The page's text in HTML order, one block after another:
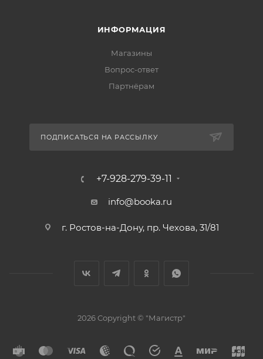
ИНФОРМАЦИЯ
Магазины
Вопрос-ответ
Партнёрам
ПОДПИСАТЬСЯ НА РАССЫЛКУ
+7-928-279-39-11
info@booka.ru
г. Ростов-на-Дону, пр. Чехова, 31/81
2026 Copyright © "Магистр"